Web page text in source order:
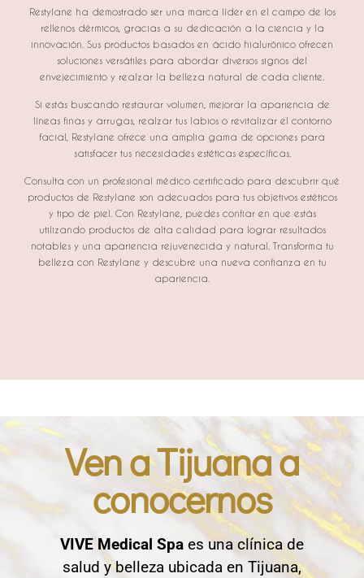
Restylane ha demostrado ser una marca líder en el campo de los
rellenos dérmicos, gracias a su dedicación a la ciencia y la
innovación. Sus productos basados en ácido hialurónico ofrecen
soluciones versátiles para abordar diversos signos del
envejecimiento y realzar la belleza natural de cada cliente.
Si estás buscando restaurar volumen, mejorar la apariencia de
líneas finas y arrugas, realzar tus labios o revitalizar el contorno
facial, Restylane ofrece una amplia gama de opciones para
satisfacer tus necesidades estéticas específicas.
Consulta con un profesional médico certificado para descubrir qué
productos de Restylane son adecuados para tus objetivos estéticos
y tipo de piel. Con Restylane, puedes confiar en que estás
utilizando productos de alta calidad para lograr resultados
notables y una apariencia rejuvenecida y natural. Transforma tu
belleza con Restylane y descubre una nueva confianza en tu
apariencia.
Ven a Tijuana a
conocernos
VIVE Medical Spa es una clínica de
salud y belleza ubicada en Tijuana,